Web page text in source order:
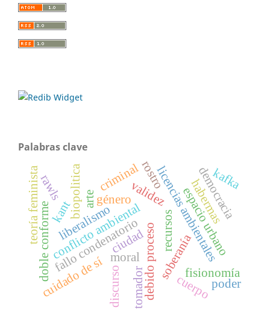
Palabras clave
fallo condenatorio recursos
doble conforme debido procesolicencias ambientales
conflicto ambiental
validez
ciudad espacio urbano
género
teoría feminista
soberanía
liberalismo
biopolitica
moral
arte
cuidado de sí
kant
rawls habermas
democracia
discurso fisionomía
cuerpo
rostro
criminal
poder
kafka
tomador